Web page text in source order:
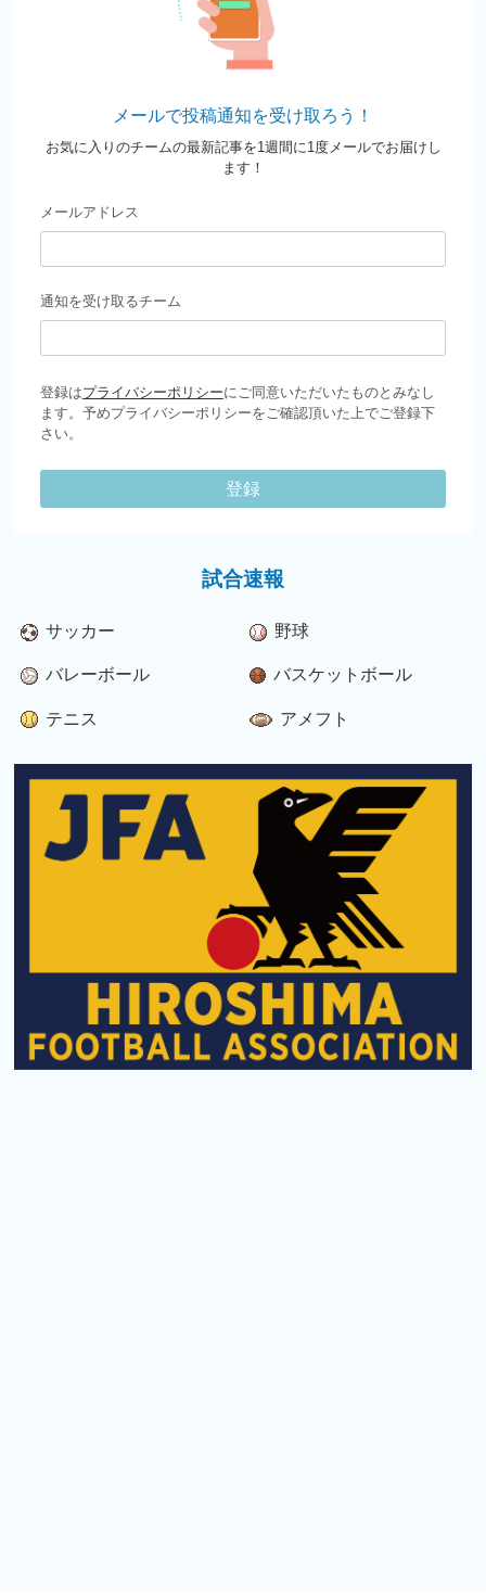
メールで投稿通知を受け取ろう！
お気に入りのチームの最新記事を1週間に1度メールでお届けし
ます！
メールアドレス
通知を受け取るチーム
登録はプライバシーポリシーにご同意いただいたものとみなし
ます。予めプライバシーポリシーをご確認頂いた上でご登録下
さい。
登録
試合速報
サッカー 野球
バレーボール バスケットボール
テニス アメフト